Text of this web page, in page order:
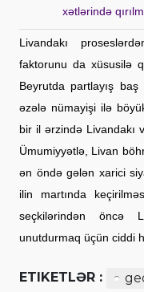
xətlərində
Livandakı
faktorunu da xüsusilə
Beyrutda partlayış
əzələ nümayişi ilə
bir il ərzində Livandakı
Ümumiyyətlə, Livan
ən öndə gələn xarici
ilin martında
seçkilərindən öncə
unutdurmaq üçün ciddi
ETIKETLƏR :